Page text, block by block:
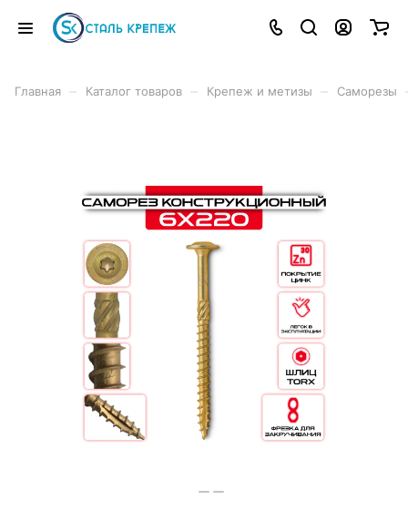
Главная Каталог товаров Крепеж и метизы Саморезы